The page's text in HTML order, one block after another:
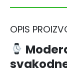
OPIS